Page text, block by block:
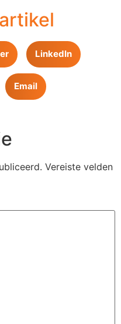
LinkedIn
Email
Vereiste velden